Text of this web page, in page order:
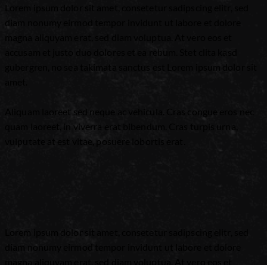
Lorem ipsum dolor sit amet, consetetur sadipscing elitr, sed
magna aliquyam erat, sed diam voluptua. At vero eos et
accusam et justo duo dolores et ea rebum. Stet clita kasd
gubergren, no sea takimata sanctus est Lorem ipsum dolor sit
Aliquam laoreet sed neque ac vehicula. Cras congue eros nec
quam laoreet, in viverra erat bibendum. Cras turpis urna,
vulputate at est vitae, posuere lobortis erat.
Lorem ipsum dolor sit amet, consetetur sadipscing elitr, sed
diam nonumy eirmod tempor invidunt ut labore et dolore
magna aliquyam erat, sed diam voluptua. At vero eos et